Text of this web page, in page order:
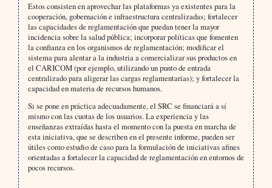
Estos consisten en aprovechar las plataformas ya existentes para la
cooperación, gobernación e infraestructura centralizadas; fortalecer
las capacidades de reglamentación que puedan tener la mayor
incidencia sobre la salud pública; incorporar políticas que fomenten
la confianza en los organismos de reglamentación; modificar el
sistema para alentar a la industria a comercializar sus productos en
el CARICOM (por ejemplo, utilizando un punto de entrada
centralizado para aligerar las cargas reglamentarias); y fortalecer la
capacidad en materia de recursos humanos.
Si se pone en práctica adecuadamente, el SRC se financiará a sí
mismo con las cuotas de los usuarios. La experiencia y las
enseñanzas extraídas hasta el momento con la puesta en marcha de
esta iniciativa, que se describen en el presente informe, pueden ser
útiles como estudio de caso para la formulación de iniciativas afines
orientadas a fortalecer la capacidad de reglamentación en entornos de
pocos recursos.